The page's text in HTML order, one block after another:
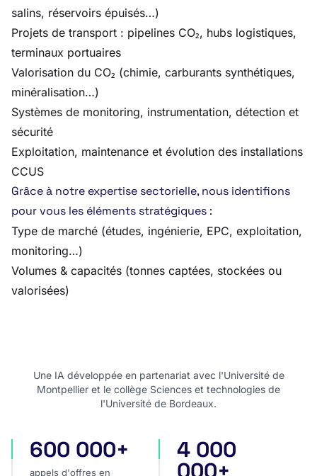
salins, réservoirs épuisés…)
Projets de transport : pipelines CO₂, hubs logistiques,
terminaux portuaires
Valorisation du CO₂ (chimie, carburants synthétiques,
minéralisation…)
Systèmes de monitoring, instrumentation, détection et
sécurité
Exploitation, maintenance et évolution des installations
CCUS
Grâce à notre expertise sectorielle, nous identifions
pour vous les éléments stratégiques :
Type de marché (études, ingénierie, EPC, exploitation,
monitoring…)
Volumes & capacités (tonnes captées, stockées ou
valorisées)
Une IA développée en partenariat avec l'Université de
Montpellier et le collège Sciences et technologies de
l'Université de Bordeaux.
appels d'offres en France
600 000+
appels d'offres en
appels d'offres
4 000